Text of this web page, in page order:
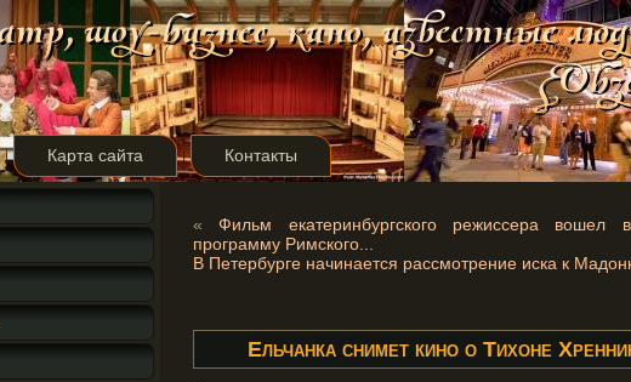
Карта сайта Контакты
«Фильм екатеринбургского режиссера вошел
программу Римского...
В Петербурге начинается рассмотрение иска к
Ельчанка снимет кино о Тихоне